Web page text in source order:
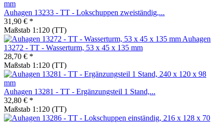
Auhagen 13233 - TT - Lokschuppen zweiständig,...
31,90 € *
Maßstab 1:120 (TT)
Auhagen
13272 - TT - Wasserturm, 53 x 45 x 135 mm
28,70 € *
Maßstab 1:120 (TT)
Auhagen 13281 - TT - Ergänzungsteil 1 Stand,...
32,80 € *
Maßstab 1:120 (TT)